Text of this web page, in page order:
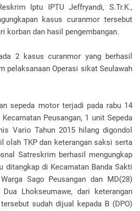
Iptu IPTU Jeffryandi, S.Tr.K.,
kasus curanmor tersebut
korban dan hasil pengembangan.
2 kasus curanmor yang berhasil
pelaksanaan Operasi sikat Seulawah
sepeda motor terjadi pada rabu 14
Peusangan, 1 unit Sepeda
Vario Tahun 2015 hilang digondol
olah TKP dan keterangan saksi serta
Satreskrim berhasil mengungkap
ditangkap di Kecamatan Banda Sakti
Sago Peusangan dan MD(28)
Lhokseumawe, dari keterangan
sudah dijual kepada B (DPO)